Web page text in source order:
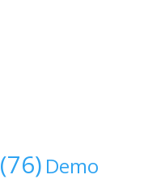
(76) Demo